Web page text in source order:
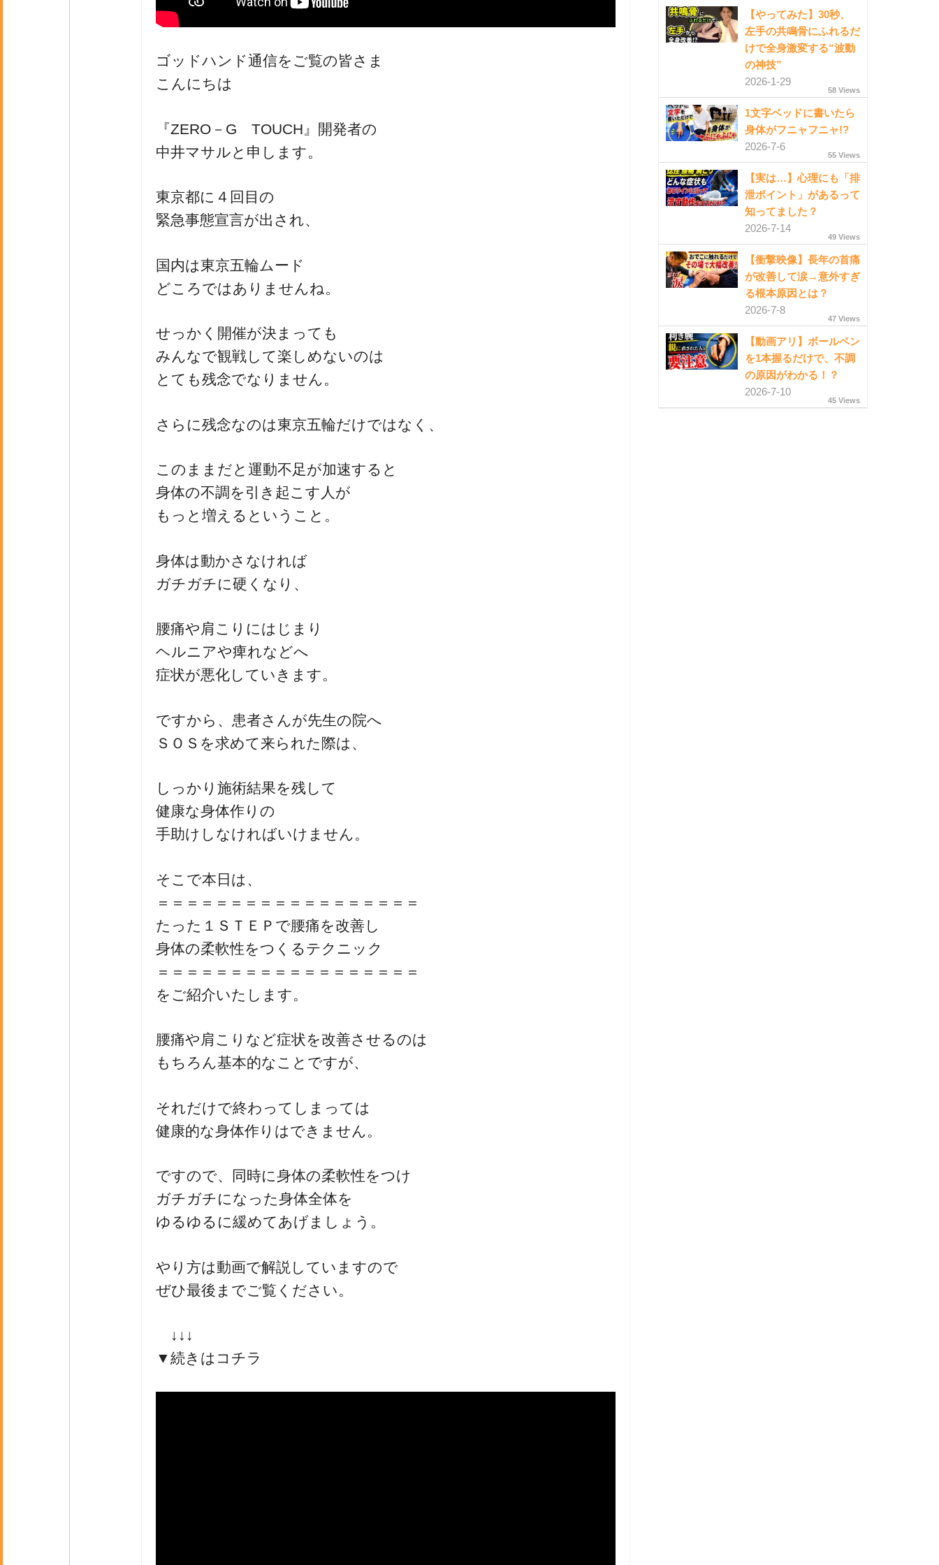
一流の整体師セミナー
ゴッドハンド通信をご覧の皆さま
こんにちは
『ZERO－G TOUCH』開発者の
中井マサルと申します。
東京都に４回目の
緊急事態宣言が出され、
国内は東京五輪ムード
どころではありませんね。
せっかく開催が決まっても
みんなで観戦して楽しめないのは
とても残念でなりません。
さらに残念なのは東京五輪だけではなく、
このままだと運動不足が加速すると
身体の不調を引き起こす人が
もっと増えるということ。
身体は動かさなければ
ガチガチに硬くなり、
腰痛や肩こりにはじまり
ヘルニアや痺れなどへ
症状が悪化していきます。
ですから、患者さんが先生の院へ
ＳＯＳを求めて来られた際は、
しっかり施術結果を残して
健康な身体作りの
手助けしなければいけません。
そこで本日は、
＝＝＝＝＝＝＝＝＝＝＝＝＝＝＝＝＝＝
たった１ＳＴＥＰで腰痛を改善し
身体の柔軟性をつくるテクニック
＝＝＝＝＝＝＝＝＝＝＝＝＝＝＝＝＝＝
をご紹介いたします。
腰痛や肩こりなど症状を改善させるのは
もちろん基本的なことですが、
それだけで終わってしまっては
健康的な身体作りはできません。
ですので、同時に身体の柔軟性をつけ
ガチガチになった身体全体を
ゆるゆるに緩めてあげましょう。
やり方は動画で解説していますので
ぜひ最後までご覧ください。
↓↓↓
▼続きはコチラ
【やってみた】30秒、
左手の共鳴骨にふれるだ
けで全身激変する“波動
の神技”
2026-1-29
58 Views
1文字ベッドに書いたら
身体がフニャフニャ!?
2026-7-6
55 Views
【実は…】心理にも「排
泄ポイント」があるって
知ってました？
2026-7-14
49 Views
【衝撃映像】長年の首痛
が改善して涙→意外すぎ
る根本原因とは？
2026-7-8
47 Views
【動画アリ】ボールペン
を1本握るだけで、不調
の原因がわかる！？
2026-7-10
45 Views